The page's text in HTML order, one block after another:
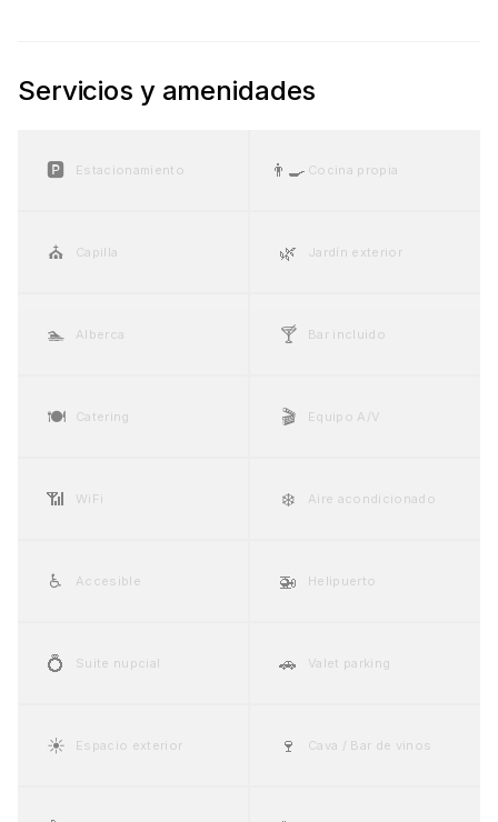
Servicios y amenidades
🅿️ Estacionamiento 👨‍🍳 Cocina propia
⛪ Capilla 🌿 Jardín exterior
🏊 Alberca 🍸 Bar incluido
🍽️ Catering 🎬 Equipo A/V
📶 WiFi ❄️ Aire acondicionado
♿ Accesible 🚁 Helipuerto
💍 Suite nupcial 🚗 Valet parking
☀️ Espacio exterior 🍷 Cava / Bar de vinos